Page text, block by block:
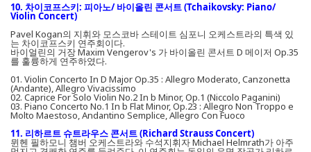
10. 차이코프스키: 피아노/ 바이올린 콘서트 (Tchaikovsky: Piano/
Violin Concert)
Pavel Kogan의 지휘와 모스코바 스테이트 심포니 오케스트라의 특색 있
는 차이코프스키 연주회이다.
바이얼린의 거장 Maxim Vengerov's 가 바이올린 콘서트 D 메이저 Op.35
를 훌륭하게 연주하였다.
01. Violin Concerto In D Major Op.35 : Allegro Moderato, Canzonetta
(Andante), Allegro Vivacissimo
02. Caprice For Solo Violin No.2 In b Minor, Op.1 (Niccolo Paganini)
03. Piano Concerto No.1 In b Flat Minor, Op.23 : Allegro Non Troppo e
Molto Maestoso, Andantino Semplice, Allegro Con Fuoco
11. 리하르트 슈트라우스 콘서트 (Richard Strauss Concert)
뮌헨 필하모니 챔버 오케스트라와 수석지휘자 Michael Helmrath가 아주